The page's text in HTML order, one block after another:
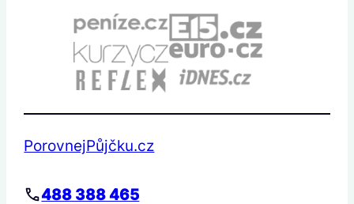
PorovnejPůjčku.cz
488 388 465